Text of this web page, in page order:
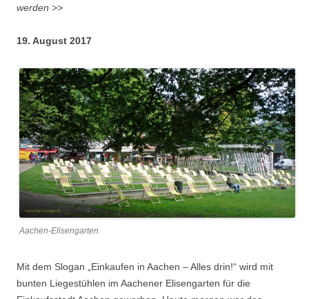
werden >>
19. August 2017
Aachen-Elisengarten
Mit dem Slogan „Einkaufen in Aachen – Alles drin!“ wird mit
bunten Liegestühlen im Aachener Elisengarten für die